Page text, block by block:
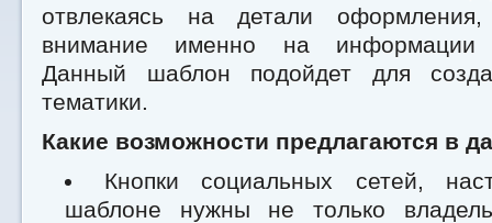
отвлекаясь на детали оформления,
внимание именно на информации
Данный шаблон подойдет для
тематики.
Какие возможности предлагаются в
Кнопки социальных сетей,
шаблоне нужны не только